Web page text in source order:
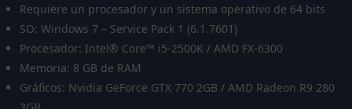
algunas de las características más destacadas del juego:
Mundo Abierto Detallado
Explora un vasto mundo lleno de vida y detalles, desde las
majestuosas montañas hasta los tranquilos valles, llenos de
Requiere un procesador y un sistema operativo de 64 bits
SO: Windows 7 – Service Pack 1 (6.1.7601)
Procesador: Intel® Core™ i5-2500K / AMD FX-6300
Memoria: 8 GB de RAM
Gráficos: Nvidia GeForce GTX 770 2GB / AMD Radeon R9 280